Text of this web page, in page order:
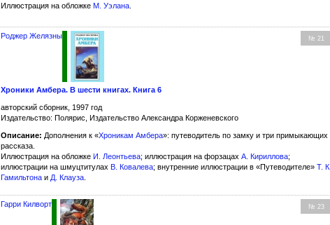
Иллюстрация на обложке М. Уэлана
№ 21
Роджер Желязны
Хроники Амбера. В шести книгах. Книга 6
авторский сборник, 1997 год
Издательство: Полярис, Издательство Александра Корженевского
Описание: Дополнения к «Хроникам Амбера»: путеводитель по замку и три примыкающих
рассказа.
Иллюстрация на обложке И. Леонтьева; иллюстрация на форзацах А. Кириллова;
иллюстрации на шмуцтитулах В. Ковалева; внутренние иллюстрации в «Путеводителе» Т. К.
Гамильтона и Д. Клауза
№ 23
Гарри Килворт